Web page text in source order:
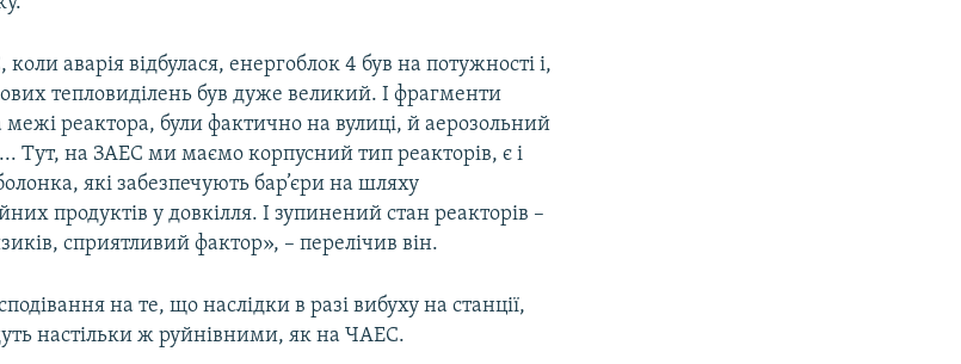
аварія відбулася, енергоблок 4 був на потужності і,
тепловиділень був дуже великий. І фрагменти
реактора, були фактично на вулиці, й аерозольний
Тут, на ЗАЕС ми маємо корпусний тип реакторів, є і
які забезпечують бар’єри на шляху
продуктів у довкілля. І зупинений стан реакторів –
сприятливий фактор», – перелічив він.
на те, що наслідки в разі вибуху на станції,
настільки ж руйнівними, як на ЧАЕС.